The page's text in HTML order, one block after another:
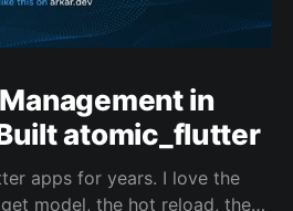
in
atomic_flutter
apps for years. I love the
model, the hot reload, the